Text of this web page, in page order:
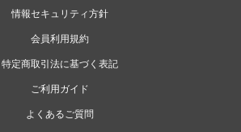
情報セキュリティ方針
会員利用規約
特定商取引法に基づく表記
ご利用ガイド
よくあるご質問